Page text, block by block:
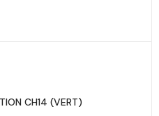
CH14 (VERT)